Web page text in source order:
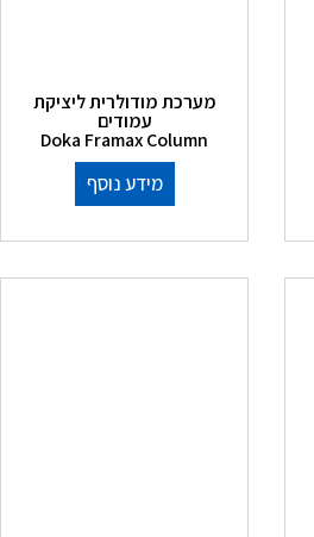
מערכת מודולרית ליציקת
עמודים
Doka Framax Column
מידע נוסף